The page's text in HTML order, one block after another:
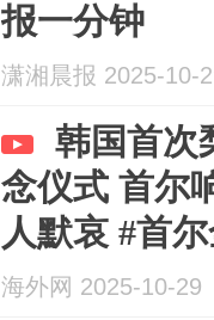
报一分钟
潇湘晨报 2025-10-
韩国首次
念仪式 首尔
人默哀 #首
#韩国首次梨
海外网 2025-10-29